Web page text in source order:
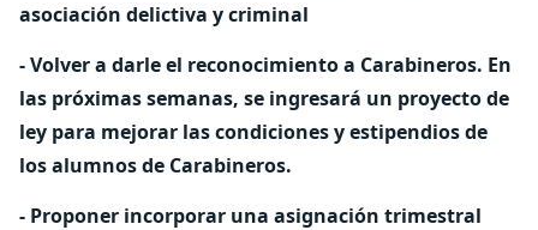
asociación delictiva y criminal
- Volver a darle el reconocimiento a Carabineros. En
las próximas semanas, se ingresará un proyecto de
ley para mejorar las condiciones y estipendios de
los alumnos de Carabineros.
- Proponer incorporar una asignación trimestral